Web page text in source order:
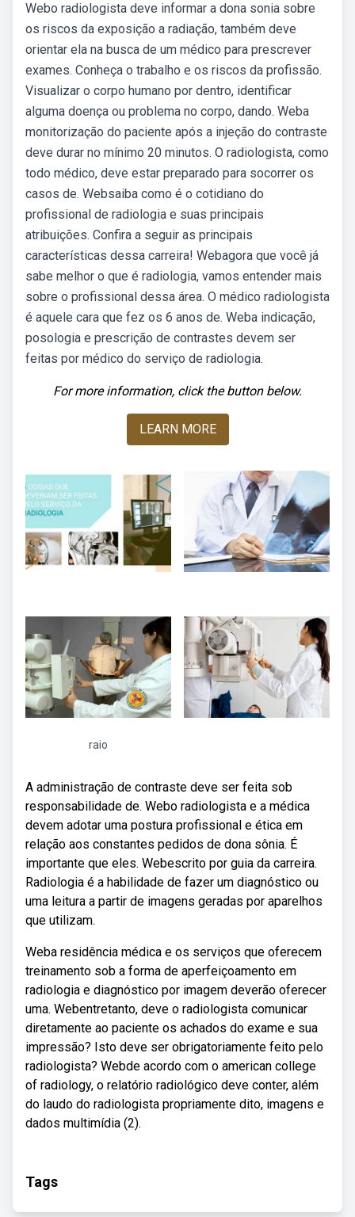
Webo radiologista deve informar a dona sonia sobre
os riscos da exposição a radiação, também deve
orientar ela na busca de um médico para prescrever
exames. Conheça o trabalho e os riscos da profissão.
Visualizar o corpo humano por dentro, identificar
alguma doença ou problema no corpo, dando. Weba
monitorização do paciente após a injeção do contraste
deve durar no mínimo 20 minutos. O radiologista, como
todo médico, deve estar preparado para socorrer os
casos de. Websaiba como é o cotidiano do
profissional de radiologia e suas principais
atribuições. Confira a seguir as principais
características dessa carreira! Webagora que você já
sabe melhor o que é radiologia, vamos entender mais
sobre o profissional dessa área. O médico radiologista
é aquele cara que fez os 6 anos de. Weba indicação,
posologia e prescrição de contrastes devem ser
feitas por médico do serviço de radiologia.
For more information, click the button below.
LEARN MORE
raio
A administração de contraste deve ser feita sob
responsabilidade de. Webo radiologista e a médica
devem adotar uma postura profissional e ética em
relação aos constantes pedidos de dona sônia. É
importante que eles. Webescrito por guia da carreira.
Radiologia é a habilidade de fazer um diagnóstico ou
uma leitura a partir de imagens geradas por aparelhos
que utilizam.
Weba residência médica e os serviços que oferecem
treinamento sob a forma de aperfeiçoamento em
radiologia e diagnóstico por imagem deverão oferecer
uma. Webentretanto, deve o radiologista comunicar
diretamente ao paciente os achados do exame e sua
impressão? Isto deve ser obrigatoriamente feito pelo
radiologista? Webde acordo com o american college
of radiology, o relatório radiológico deve conter, além
do laudo do radiologista propriamente dito, imagens e
dados multimídia (2).
Tags